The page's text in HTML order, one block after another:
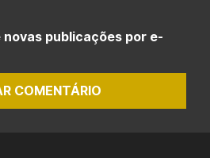
publicações por e-
COMENTÁRIO